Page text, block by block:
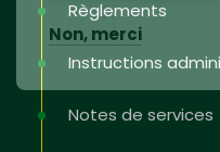
Règlements
Instructions
Notes de services
Non, merci